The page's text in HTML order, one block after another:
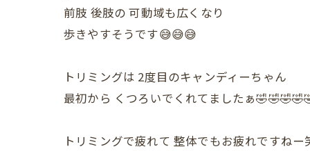
前肢 後肢の 可動域も広くなり
歩きやすそうです😅😅😅
トリミングは 2度目のキャンディーちゃん
最初から くつろいでくれてましたぁ
トリミングで疲れて 整体でもお疲れですねー